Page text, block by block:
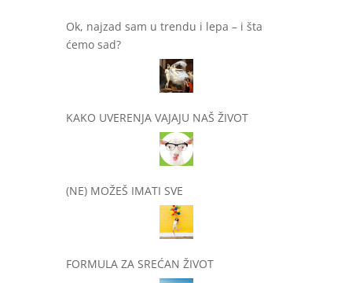
Ok, najzad sam u trendu i lepa – i šta
ćemo sad?
KAKO UVERENJA VAJAJU NAŠ ŽIVOT
(NE) MOŽEŠ IMATI SVE
FORMULA ZA SREĆAN ŽIVOT